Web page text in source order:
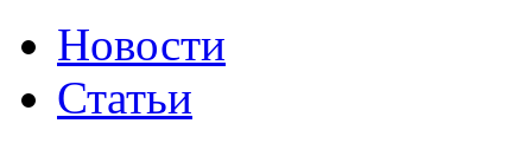
Новости
Статьи